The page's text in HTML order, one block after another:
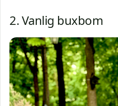
2. Vanlig buxbom